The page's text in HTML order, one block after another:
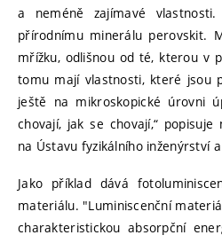
a neméně zajímavé
přírodnímu minerálu perovskit.
mřížku, odlišnou od té, kterou v
tomu mají vlastnosti, které jsou
ještě na mikroskopické úrovni
chovají, jak se chovají,“
na Ústavu fyzikálního inženýrství a
Jako příklad dává
materiálu. "Luminiscenční
charakteristickou absorpční